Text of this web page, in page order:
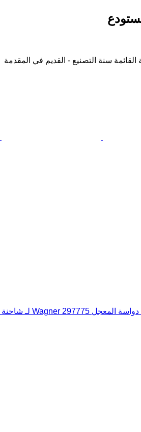
سنة التصنيع - القديم في المقدمة
دواسة المعجل Wagner 297775 لـ شاحنة الوصول Still FM 20